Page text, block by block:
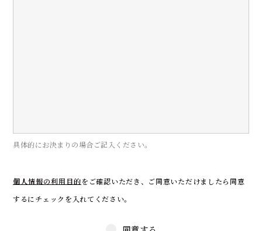
具体的にお決まりの場合ご記入ください。
個人情報の利用目的をご確認いただき、 ご同意いただけましたら同意
するにチェックを入れてください。